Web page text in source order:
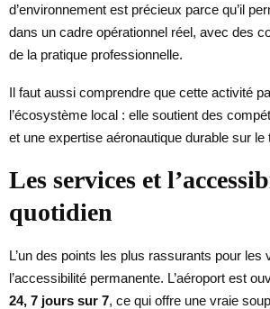
d’environnement est précieux parce qu’il
dans un cadre opérationnel réel, avec des
de la pratique professionnelle.
Il faut aussi comprendre que cette activité
l’écosystème local : elle soutient des
et une expertise aéronautique durable sur le
Les services et
quotidien
L’un des points les plus rassurants pour les
l’accessibilité permanente. L’aéroport est
24, 7 jours sur 7, ce qui offre une vraie